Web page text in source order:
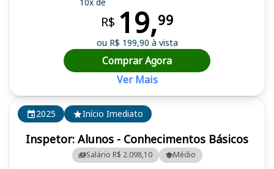
2025 Início Imediato
Inspetor: Alunos - Conhecimentos Básicos
Salário R$ 2.098,10 Médio
R$ 19,99
ou R$ 199,90 à vista
Comprar Agora
Ver Mais